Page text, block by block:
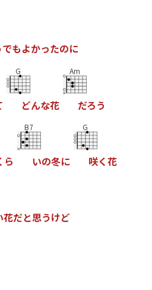
でもよかったのに
G
どんな花
Am
だろう
ら
B7
いの冬に
G
咲く花
花だと思うけど